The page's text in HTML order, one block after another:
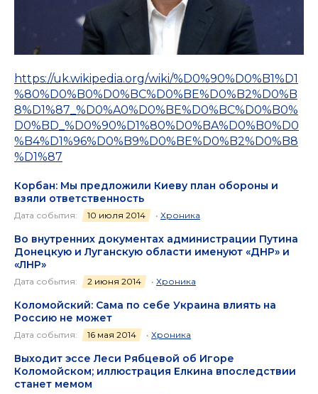
https://uk.wikipedia.org/wiki/%D0%90%D0%B1%D1
%80%D0%B0%D0%BC%D0%BE%D0%B2%D0%B
8%D1%87_%D0%A0%D0%BE%D0%BC%D0%B0%
D0%BD_%D0%90%D1%80%D0%BA%D0%B0%D0
%B4%D1%96%D0%B9%D0%BE%D0%B2%D0%B8
%D1%87
Корбан: Мы предложили Киеву план обороны и
взяли ответственность
Дата события: 10 июля 2014 • Хроника
Во внутренних документах администрации Путина
Донецкую и Луганскую области именуют «ДНР» и
«ЛНР»
Дата события: 2 июня 2014 • Хроника
Коломойский: Сама по себе Украина влиять на
Россию не может
Дата события: 16 мая 2014 • Хроника
Выходит эссе Леси Рябцевой об Игоре
Коломойском; иллюстрация Елкина впоследствии
станет мемом